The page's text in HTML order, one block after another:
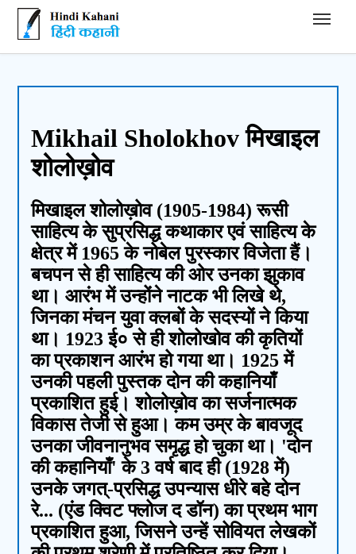
Hindi Kahani - हिंदी कहानी
Mikhail Sholokhov मिखाइल
शोलोख़ोव
मिखाइल शोलोख़ोव (1905-1984) रूसी
साहित्य के सुप्रसिद्ध कथाकार एवं साहित्य के
क्षेत्र में 1965 के नोबेल पुरस्कार विजेता हैं।
बचपन से ही साहित्य की ओर उनका झुकाव
था। आरंभ में उन्होंने नाटक भी लिखे थे,
जिनका मंचन युवा क्लबों के सदस्यों ने किया
था। 1923 ई० से ही शोलोखोव की कृतियों
का प्रकाशन आरंभ हो गया था। 1925 में
उनकी पहली पुस्तक दोन की कहानियाँ
प्रकाशित हुई। शोलोख़ोव का सर्जनात्मक
विकास तेजी से हुआ। कम उम्र के बावजूद
उनका जीवनानुभव समृद्ध हो चुका था। 'दोन
की कहानियाँ' के 3 वर्ष बाद ही (1928 में)
उनके जगत्-प्रसिद्ध उपन्यास धीरे बहे दोन
रे... (एंड क्विट फ्लोज द डॉन) का प्रथम भाग
प्रकाशित हुआ, जिसने उन्हें सोवियत लेखकों